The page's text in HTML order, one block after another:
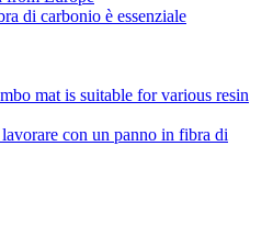
di carbonio è essenziale
con un panno in fibra di